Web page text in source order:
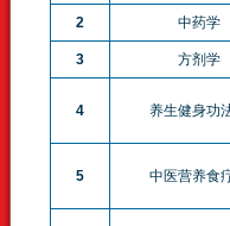
2 中药学
3 方剂学
4 养生健身功
5 中医营养食